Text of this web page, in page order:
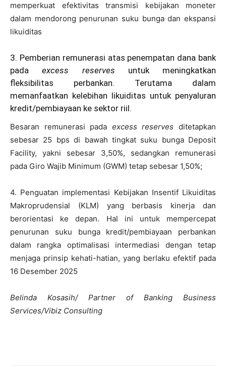
memperkuat efektivitas transmisi kebijakan moneter
dalam mendorong penurunan suku bunga dan ekspansi
likuiditas
3. Pemberian remunerasi atas penempatan dana bank
padaexcess reserves untuk meningkatkan
fleksibilitas perbankan. Terutama dalam
memanfaatkan kelebihan likuiditas untuk penyaluran
kredit/pembiayaan ke sektor riil.
Besaran remunerasi pada excess reserves ditetapkan
sebesar 25 bps di bawah tingkat suku bunga Deposit
Facility, yakni sebesar 3,50%, sedangkan remunerasi
pada Giro Wajib Minimum (GWM) tetap sebesar 1,50%;
4. Penguatan implementasi Kebijakan Insentif Likuiditas
Makroprudensial (KLM) yang berbasis kinerja dan
berorientasi ke depan. Hal ini untuk mempercepat
penurunan suku bunga kredit/pembiayaan perbankan
dalam rangka optimalisasi intermediasi dengan tetap
menjaga prinsip kehati-hatian, yang berlaku efektif pada
16 Desember 2025
Belinda Kosasih/ Partner of Banking Business
Services/Vibiz Consulting